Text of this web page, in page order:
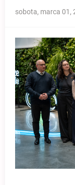
sobota, marca 01,